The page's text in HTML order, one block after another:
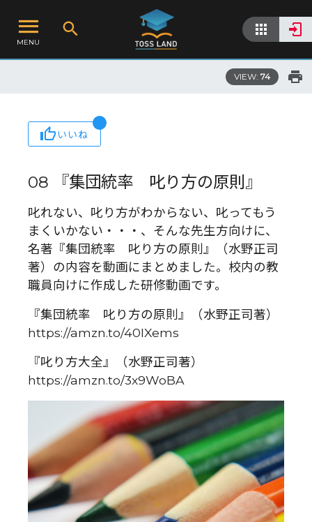
MENU
VIEW: 74
いいね
08 『集団統率 叱り方の原則』
叱れない、叱り方がわからない、叱ってもう
まくいかない・・・、そんな先生方向けに、
名著『集団統率 叱り方の原則』（水野正司
著）の内容を動画にまとめました。校内の教
職員向けに作成した研修動画です。
『集団統率 叱り方の原則』（水野正司著）
https://amzn.to/40IXems
『叱り方大全』（水野正司著）
https://amzn.to/3x9WoBA